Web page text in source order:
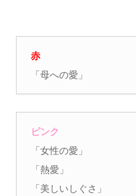
赤
「母への愛」
ピンク
「女性の愛」
「熱愛」
「美しいしぐさ」